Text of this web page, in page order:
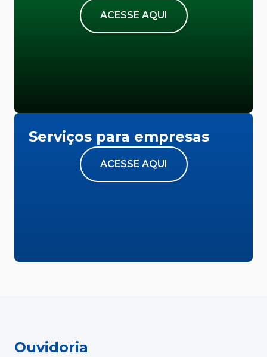
ACESSE AQUI
Serviços para empresas
ACESSE AQUI
Ouvidoria